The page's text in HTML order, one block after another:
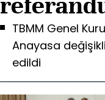
TBMM Genel
Anayasa
edildi